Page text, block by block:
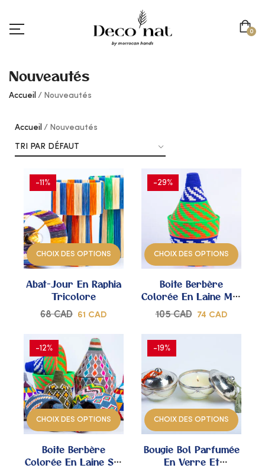
0
Nouveautés
Accueil Nouveautés
Accueil Nouveautés
-11%
CHOIX DES OPTIONS
AJOUTER
COUPS
DE
Abat-Jour En Raphia
Tricolore
68CAD 61 CAD
-29%
CHOIX DES OPTIONS
AJOUTER
MES
COUPS
DE
Boite Berbère
Colorée En Laine M –
Modèle Unique
105CAD 74 CAD
-12%
CHOIX DES OPTIONS
AJOUTER
MES
COUPS
Boite Berbère
Colorée En Laine S –
-19%
CHOIX DES OPTIONS
AJOUTER
MES
COUPS
Bougie Bol Parfumée
En Verre Et